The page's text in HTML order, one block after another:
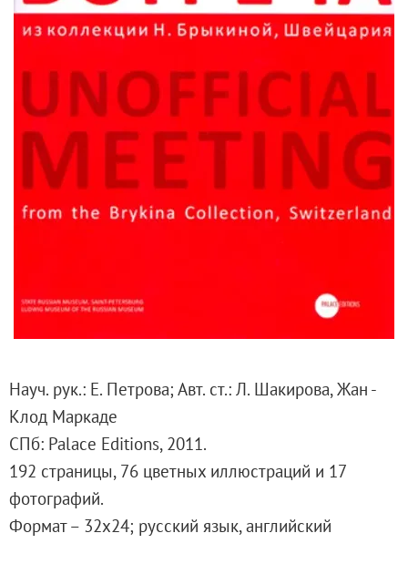
Русское искусство второй половины
Русское народное искусство XVII-XXI
Будущие выставки
Выездные выставки
Садко
Михаил Нестеров
Архив выставок
Степан Эрьзя – скульптор мира. К
Эпоха Императора Александра III и её
Наш авангард
Фёдор Васильев. К 175-летию со дня
Справочная информация
Адреса и часы работы
О билетах, льготах и услугах
Правила покупки и возврата билетов
Правила посещения музея
Высказать мнение / Сообщить о проблеме
Науч. рук.: Е. Петрова; Авт. ст.: Л. Шакирова, Жан -
Клод Маркаде
СПб: Palace Editions, 2011.
192 страницы, 76 цветных иллюстраций и 17
фотографий.
Формат – 32x24; русский язык, английский